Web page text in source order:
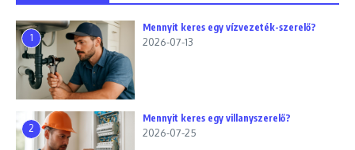
1
Mennyit keres egy vízvezeték-szerelő?
2026-07-13
2
Mennyit keres egy villanyszerelő?
2026-07-25